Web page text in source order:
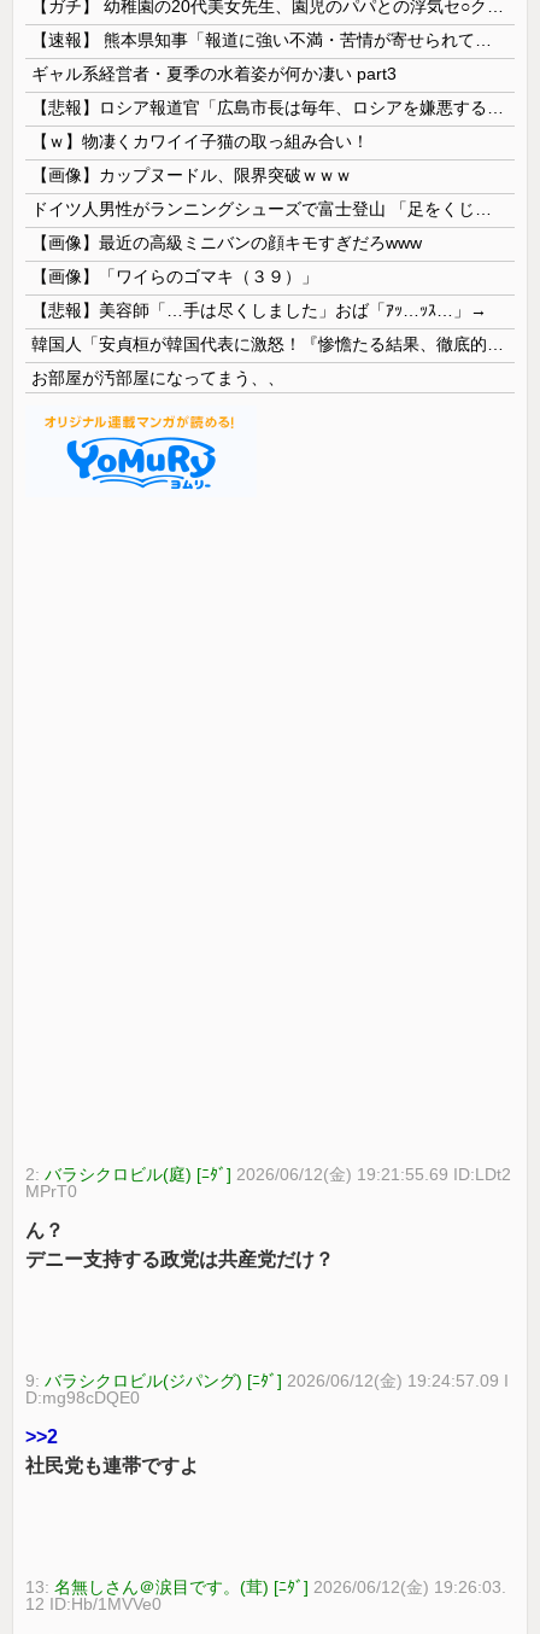
ギャル系経営者・夏季の水着姿が何か凄い part3
【ｗ】物凄くカワイイ子猫の取っ組み合い！
【画像】カップヌードル、限界突破ｗｗｗ
【画像】最近の高級ミニバンの顔キモすぎだろwww
【画像】「ワイらのゴマキ（３９）」
【悲報】美容師「…手は尽くしました」おば「ｱｯ…ｯｽ…」→
お部屋が汚部屋になってまう、、
2:バラシクロビル(庭) [ﾆﾀﾞ] 2026/06/12(金) 19:21:55.69 ID:LDt2
MPrT0
ん？
デニー支持する政党は共産党だけ？
9:バラシクロビル(ジパング) [ﾆﾀﾞ] 2026/06/12(金) 19:24:57.09 I
D:mg98cDQE0
>>2
社民党も連帯ですよ
13:名無しさん＠涙目です。(茸) [ﾆﾀﾞ] 2026/06/12(金) 19:26:03.
12 ID:Hb/1MVVe0